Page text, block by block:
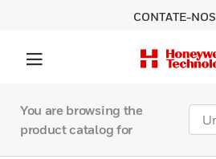
CONTATE-NOS
You are browsing the
product catalog for